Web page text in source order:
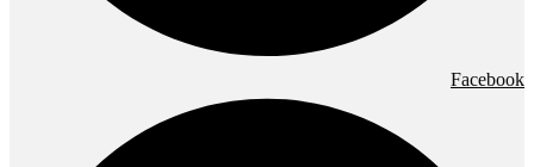
Facebook